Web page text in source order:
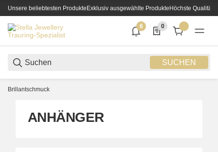
Unsere beliebtesten ProdukteExklusiv ausgewählte ProdukteHöchste Qualität
SUCHEN
6
6 neue Notifizierungen
0
0 Produkte in der
Brillantschmuck
ANHÄNGER